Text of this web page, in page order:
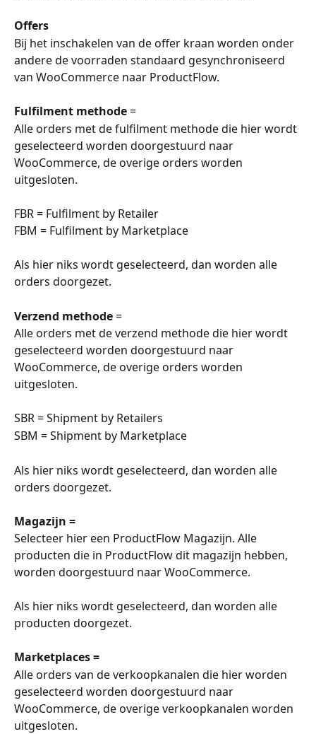
Offers
Bij het inschakelen van de offer kraan worden onder
andere de voorraden standaard gesynchroniseerd
van WooCommerce naar ProductFlow.
Fulfilment methode =
Alle orders met de fulfilment methode die hier wordt
geselecteerd worden doorgestuurd naar
WooCommerce, de overige orders worden
uitgesloten.
FBR = Fulfilment by Retailer
FBM = Fulfilment by Marketplace
Als hier niks wordt geselecteerd, dan worden alle
orders doorgezet.
Verzend methode =
Alle orders met de verzend methode die hier wordt
geselecteerd worden doorgestuurd naar
WooCommerce, de overige orders worden
uitgesloten.
SBR = Shipment by Retailers
SBM = Shipment by Marketplace
Als hier niks wordt geselecteerd, dan worden alle
orders doorgezet.
Magazijn =
Selecteer hier een ProductFlow Magazijn. Alle
producten die in ProductFlow dit magazijn hebben,
worden doorgestuurd naar WooCommerce.
Als hier niks wordt geselecteerd, dan worden alle
producten doorgezet.
Marketplaces =
Alle orders van de verkoopkanalen die hier worden
geselecteerd worden doorgestuurd naar
WooCommerce, de overige verkoopkanalen worden
uitgesloten.